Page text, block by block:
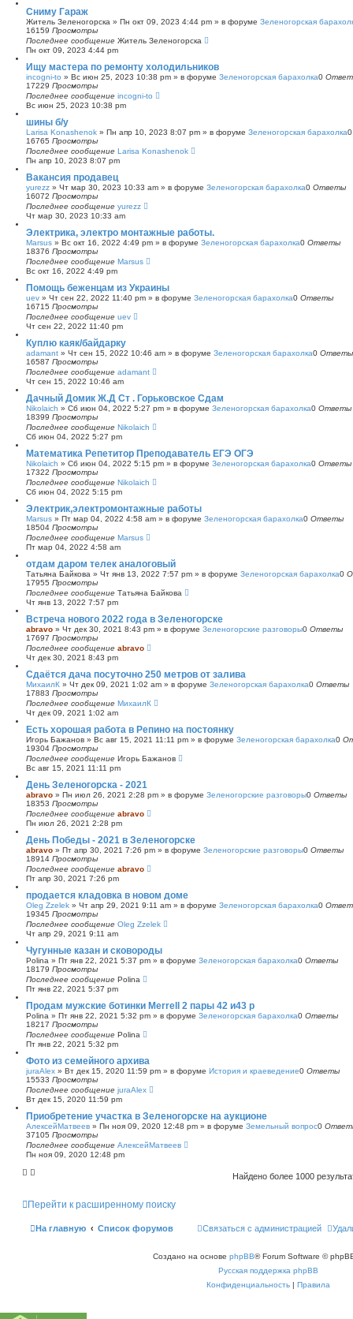
Сниму Гараж
Житель Зеленогорска » Пн окт 09, 2023 4:44 pm » в форуме Зеленогорская
16159 Просмотры
Последнее сообщение Житель Зеленогорска
Пн окт 09, 2023 4:44 pm
Ищу мастера по ремонту холодильников
incogni-to » Вс июн 25, 2023 10:38 pm » в форуме Зеленогорская барахолка0
17229 Просмотры
Последнее сообщение incogni-to
Вс июн 25, 2023 10:38 pm
шины б/у
Larisa Konashenok » Пн апр 10, 2023 8:07 pm » в форуме Зеленогорская барахолка
16765 Просмотры
Последнее сообщение Larisa Konashenok
Пн апр 10, 2023 8:07 pm
Вакансия продавец
yurezz » Чт мар 30, 2023 10:33 am » в форуме Зеленогорская барахолка0 Ответы
16072 Просмотры
Последнее сообщение yurezz
Чт мар 30, 2023 10:33 am
Электрика, электро монтажные работы.
Marsus » Вс окт 16, 2022 4:49 pm » в форуме Зеленогорская барахолка0 Ответы
18376 Просмотры
Последнее сообщение Marsus
Вс окт 16, 2022 4:49 pm
Помощь беженцам из Украины
uev » Чт сен 22, 2022 11:40 pm » в форуме Зеленогорская барахолка0 Ответы
16715 Просмотры
Последнее сообщение uev
Чт сен 22, 2022 11:40 pm
Куплю каяк/байдарку
adamant » Чт сен 15, 2022 10:46 am » в форуме Зеленогорская барахолка0 Ответы
16587 Просмотры
Последнее сообщение adamant
Чт сен 15, 2022 10:46 am
Дачный Домик Ж.Д Ст . Горьковское Сдам
Nikolaich » Сб июн 04, 2022 5:27 pm » в форуме Зеленогорская барахолка0 Ответы
18399 Просмотры
Последнее сообщение Nikolaich
Сб июн 04, 2022 5:27 pm
Математика Репетитор Преподаватель ЕГЭ ОГЭ
Nikolaich » Сб июн 04, 2022 5:15 pm » в форуме Зеленогорская барахолка0 Ответы
17322 Просмотры
Последнее сообщение Nikolaich
Сб июн 04, 2022 5:15 pm
Электрик,электромонтажные работы
Marsus » Пт мар 04, 2022 4:58 am » в форуме Зеленогорская барахолка0 Ответы
18504 Просмотры
Последнее сообщение Marsus
Пт мар 04, 2022 4:58 am
отдам даром телек аналоговый
Татьяна Байкова » Чт янв 13, 2022 7:57 pm » в форуме Зеленогорская барахолка0
17955 Просмотры
Последнее сообщение Татьяна Байкова
Чт янв 13, 2022 7:57 pm
Встреча нового 2022 года в Зеленогорске
abravo » Чт дек 30, 2021 8:43 pm » в форуме Зеленогорские разговоры0 Ответы
17697 Просмотры
Последнее сообщение abravo
Чт дек 30, 2021 8:43 pm
Сдаётся дача посуточно 250 метров от залива
МихаилК » Чт дек 09, 2021 1:02 am » в форуме Зеленогорская барахолка0 Ответы
17883 Просмотры
Последнее сообщение МихаилК
Чт дек 09, 2021 1:02 am
Есть хорошая работа в Репино на постоянку
Игорь Бажанов » Вс авг 15, 2021 11:11 pm » в форуме Зеленогорская барахолка0
19304 Просмотры
Последнее сообщение Игорь Бажанов
Вс авг 15, 2021 11:11 pm
День Зеленогорска - 2021
abravo » Пн июл 26, 2021 2:28 pm » в форуме Зеленогорские разговоры0 Ответы
18353 Просмотры
Последнее сообщение abravo
Пн июл 26, 2021 2:28 pm
День Победы - 2021 в Зеленогорске
abravo » Пт апр 30, 2021 7:26 pm » в форуме Зеленогорские разговоры0 Ответы
18914 Просмотры
Последнее сообщение abravo
Пт апр 30, 2021 7:26 pm
продается кладовка в новом доме
Oleg Zzelek » Чт апр 29, 2021 9:11 am » в форуме Зеленогорская барахолка0
19345 Просмотры
Последнее сообщение Oleg Zzelek
Чт апр 29, 2021 9:11 am
Чугунные казан и сковороды
Polina » Пт янв 22, 2021 5:37 pm » в форуме Зеленогорская барахолка0 Ответы
18179 Просмотры
Последнее сообщение Polina
Пт янв 22, 2021 5:37 pm
Продам мужские ботинки Merrell 2 пары 42 и43 р
Polina » Пт янв 22, 2021 5:32 pm » в форуме Зеленогорская барахолка0 Ответы
18217 Просмотры
Последнее сообщение Polina
Пт янв 22, 2021 5:32 pm
Фото из семейного архива
juraAlex » Вт дек 15, 2020 11:59 pm » в форуме История и краеведение0 Ответы
15533 Просмотры
Последнее сообщение juraAlex
Вт дек 15, 2020 11:59 pm
Приобретение участка в Зеленогорске на аукционе
АлексейМатвеев » Пн ноя 09, 2020 12:48 pm » в форуме Земельный вопрос0
37105 Просмотры
Последнее сообщение АлексейМатвеев
Пн ноя 09, 2020 12:48 pm
Найдено более 1000
Перейти к расширенному поиску
На главную Список форумов Связаться с администрацией
Создано на основе phpBB® Forum Software ©
Русская поддержка phpBB
Конфиденциальность | Правила